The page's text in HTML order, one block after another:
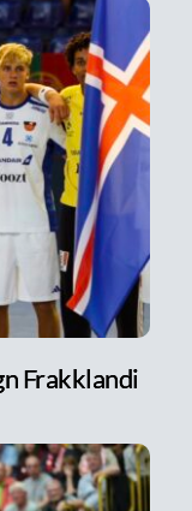
Frakklandi